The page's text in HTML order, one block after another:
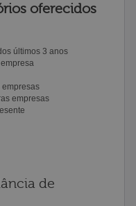
oferecidos
últimos 3 anos
empresas
empresas
de